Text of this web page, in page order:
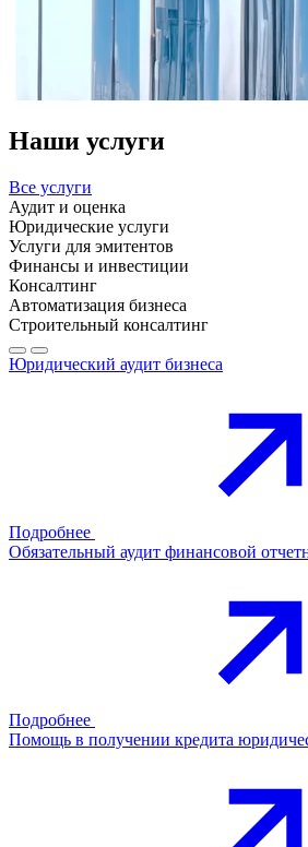
Наши услуги
Все услуги
Аудит и оценка
Юридические услуги
Услуги для эмитентов
Финансы и инвестиции
Консалтинг
Автоматизация бизнеса
Строительный консалтинг
Юридический аудит бизнеса
Подробнее
Обязательный аудит финансовой
Подробнее
Помощь в получении кредита